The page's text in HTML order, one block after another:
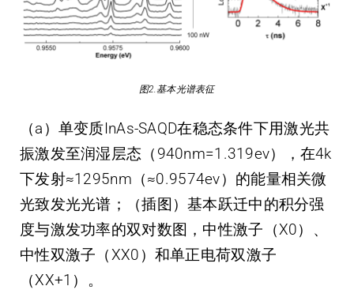
图2.基本光谱表征
（a）单变质InAs-SAQD在稳态条件下用激光共
振激发至润湿层态（940nm=1.319ev），在4k
下发射≈1295nm（≈0.9574ev）的能量相关微
光致发光光谱；（插图）基本跃迁中的积分强
度与激发功率的双对数图，中性激子（X0）、
中性双激子（XX0）和单正电荷双激子
（XX+1）。